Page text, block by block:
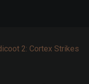
2: Cortex Strikes